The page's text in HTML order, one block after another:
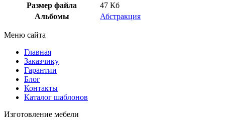
Размер файла
47 Кб
Альбомы
Абстракция
Меню сайта
Главная
Заказчику
Гарантии
Блог
Контакты
Каталог шаблонов
Изготовление мебели